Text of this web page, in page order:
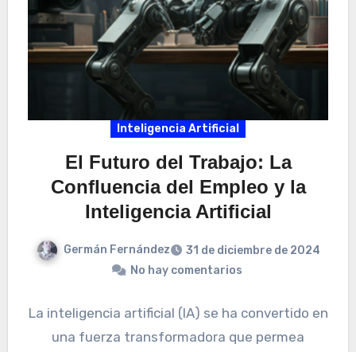
Inteligencia Artificial
El Futuro del Trabajo: La
Confluencia del Empleo y la
Inteligencia Artificial
Germán Fernández
31 de diciembre de 2024
No hay comentarios
La inteligencia artificial (IA) se ha convertido en
una fuerza transformadora que permea